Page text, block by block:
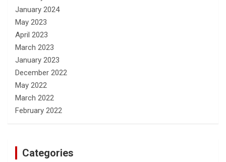
January 2024
May 2023
April 2023
March 2023
January 2023
December 2022
May 2022
March 2022
February 2022
Categories